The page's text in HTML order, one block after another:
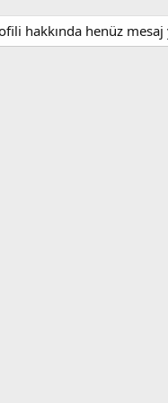
hakkında henüz